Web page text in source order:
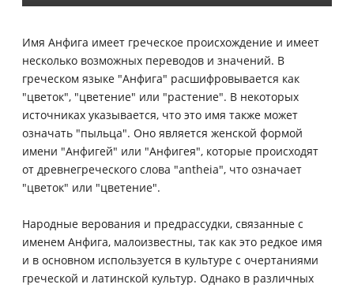
Имя Анфига имеет греческое происхождение и имеет
несколько возможных переводов и значений. В
греческом языке "Анфига" расшифровывается как
"цветок", "цветение" или "растение". В некоторых
источниках указывается, что это имя также может
означать "пыльца". Оно является женской формой
имени "Анфигей" или "Анфигея", которые происходят
от древнегреческого слова "antheia", что означает
"цветок" или "цветение".
Народные верования и предрассудки, связанные с
именем Анфига, малоизвестны, так как это редкое имя
и в основном используется в культуре с очертаниями
греческой и латинской культур. Однако в различных